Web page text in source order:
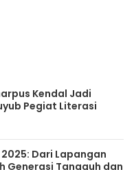
Kendal Jadi
Pegiat Literasi
Dari Lapangan
Generasi Tangguh dan